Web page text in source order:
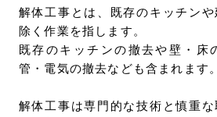
解体工事とは、既存のキッチン
除く作業を指します。
既存のキッチンの撤去や壁・床
管・電気の撤去なども含まれます。
解体工事は専門的な技術と慎重